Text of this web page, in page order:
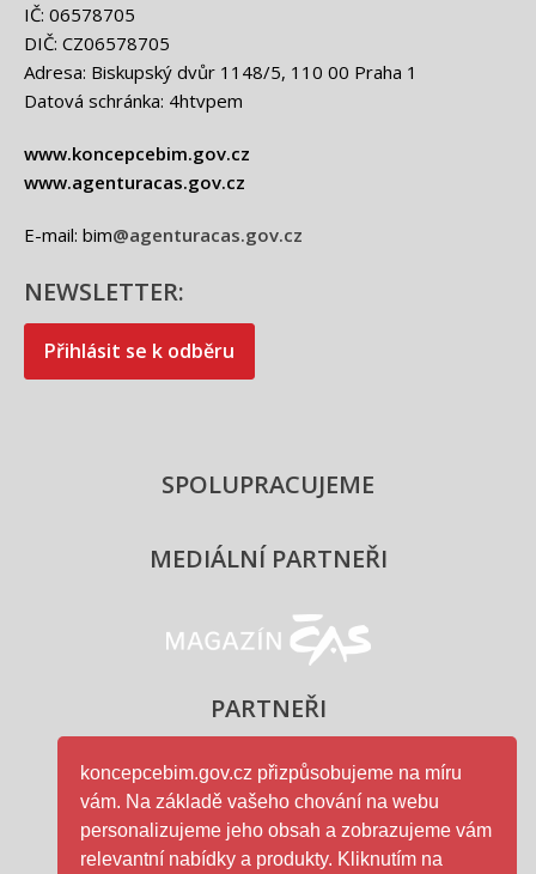
IČ: 06578705
DIČ: CZ06578705
Adresa: Biskupský dvůr 1148/5, 110 00 Praha 1
Datová schránka: 4htvpem
www.koncepcebim.gov.cz
www.agenturacas.gov.cz
E-mail: bim@agenturacas.gov.cz
NEWSLETTER:
Přihlásit se k odběru
SPOLUPRACUJEME
MEDIÁLNÍ PARTNEŘI
Magazín ČAS - logo
PARTNEŘI
Ministerstvo průmyslu a
koncepcebim.gov.cz přizpůsobujeme na míru
vám. Na základě vašeho chování na webu
personalizujeme jeho obsah a zobrazujeme vám
relevantní nabídky a produkty. Kliknutím na